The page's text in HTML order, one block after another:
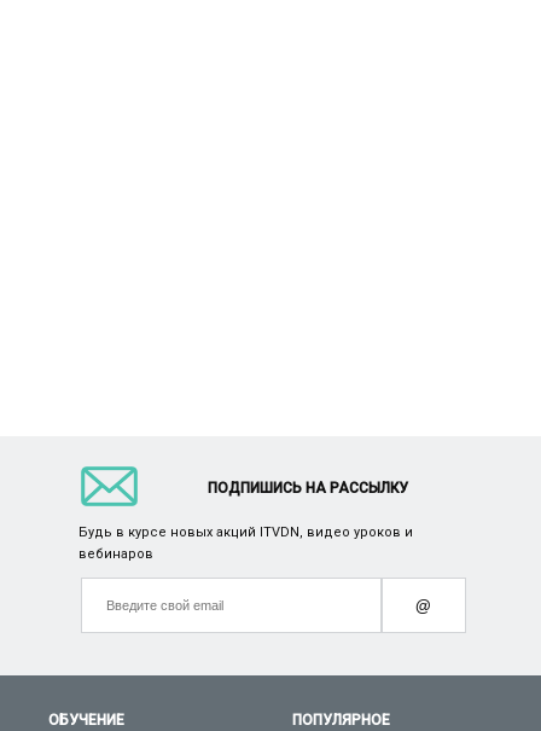
ОБУЧЕНИЕ ПОПУЛЯРНОЕ
ПОДПИШИСЬ НА РАССЫЛКУ
Будь в курсе новых акций ITVDN, видео уроков и
вебинаров
@